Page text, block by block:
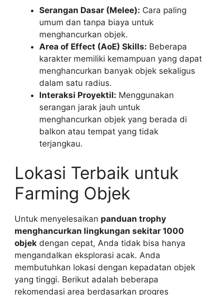
Serangan Dasar (Melee): Cara paling
umum dan tanpa biaya untuk
menghancurkan objek.
Area of Effect (AoE) Skills: Beberapa
karakter memiliki kemampuan yang dapat
menghancurkan banyak objek sekaligus
dalam satu radius.
Interaksi Proyektil: Menggunakan
serangan jarak jauh untuk
menghancurkan objek yang berada di
balkon atau tempat yang tidak
terjangkau.
Lokasi Terbaik untuk
Farming Objek
Untuk menyelesaikan panduan trophy
menghancurkan lingkungan sekitar 1000
objek dengan cepat, Anda tidak bisa hanya
mengandalkan eksplorasi acak. Anda
membutuhkan lokasi dengan kepadatan objek
yang tinggi. Berikut adalah beberapa
rekomendasi area berdasarkan progres